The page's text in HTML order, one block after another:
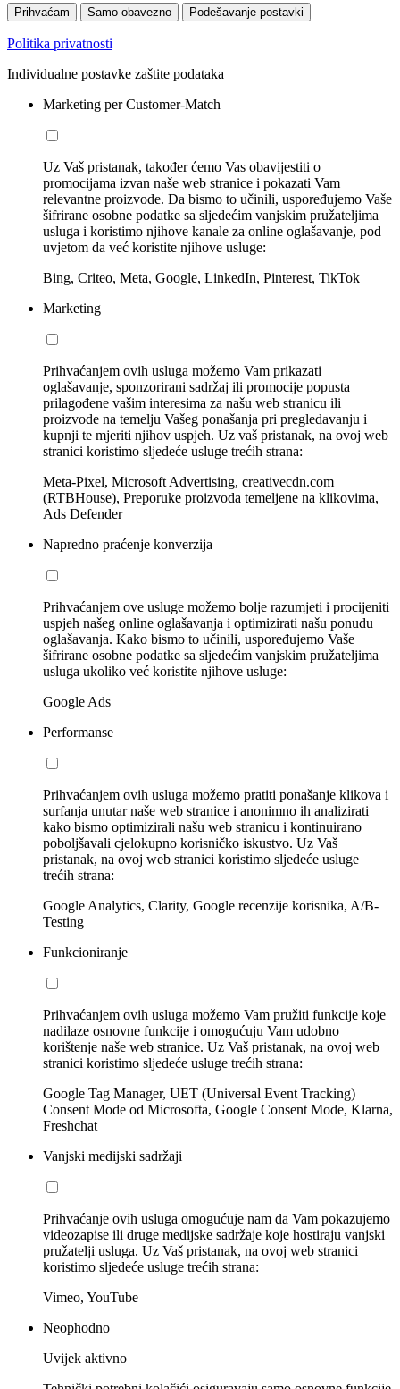
Prihvaćam Samo obavezno Podešavanje postavki
Politika privatnosti
Individualne postavke zaštite podataka
Marketing per Customer-Match
Uz Vaš pristanak, također ćemo Vas obavijestiti o
promocijama izvan naše web stranice i pokazati Vam
relevantne proizvode. Da bismo to učinili, uspoređujemo Vaše
šifrirane osobne podatke sa sljedećim vanjskim pružateljima
usluga i koristimo njihove kanale za online oglašavanje, pod
uvjetom da već koristite njihove usluge:
Bing, Criteo, Meta, Google, LinkedIn, Pinterest, TikTok
Marketing
Prihvaćanjem ovih usluga možemo Vam prikazati
oglašavanje, sponzorirani sadržaj ili promocije popusta
prilagođene vašim interesima za našu web stranicu ili
proizvode na temelju Vašeg ponašanja pri pregledavanju i
kupnji te mjeriti njihov uspjeh. Uz vaš pristanak, na ovoj web
stranici koristimo sljedeće usluge trećih strana:
Meta-Pixel, Microsoft Advertising, creativecdn.com
(RTBHouse), Preporuke proizvoda temeljene na klikovima,
Ads Defender
Napredno praćenje konverzija
Prihvaćanjem ove usluge možemo bolje razumjeti i procijeniti
uspjeh našeg online oglašavanja i optimizirati našu ponudu
oglašavanja. Kako bismo to učinili, uspoređujemo Vaše
šifrirane osobne podatke sa sljedećim vanjskim pružateljima
usluga ukoliko već koristite njihove usluge:
Google Ads
Performanse
Prihvaćanjem ovih usluga možemo pratiti ponašanje klikova i
surfanja unutar naše web stranice i anonimno ih analizirati
kako bismo optimizirali našu web stranicu i kontinuirano
poboljšavali cjelokupno korisničko iskustvo. Uz Vaš
pristanak, na ovoj web stranici koristimo sljedeće usluge
trećih strana:
Google Analytics, Clarity, Google recenzije korisnika, A/B-
Testing
Funkcioniranje
Prihvaćanjem ovih usluga možemo Vam pružiti funkcije koje
nadilaze osnovne funkcije i omogućuju Vam udobno
korištenje naše web stranice. Uz Vaš pristanak, na ovoj web
stranici koristimo sljedeće usluge trećih strana:
Google Tag Manager, UET (Universal Event Tracking)
Consent Mode od Microsofta, Google Consent Mode, Klarna,
Freshchat
Vanjski medijski sadržaji
Prihvaćanje ovih usluga omogućuje nam da Vam pokazujemo
videozapise ili druge medijske sadržaje koje hostiraju vanjski
pružatelji usluga. Uz Vaš pristanak, na ovoj web stranici
koristimo sljedeće usluge trećih strana:
Vimeo, YouTube
Neophodno
Uvijek aktivno